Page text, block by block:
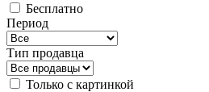
Бесплатно
Период
Тип продавца
Только с картинкой